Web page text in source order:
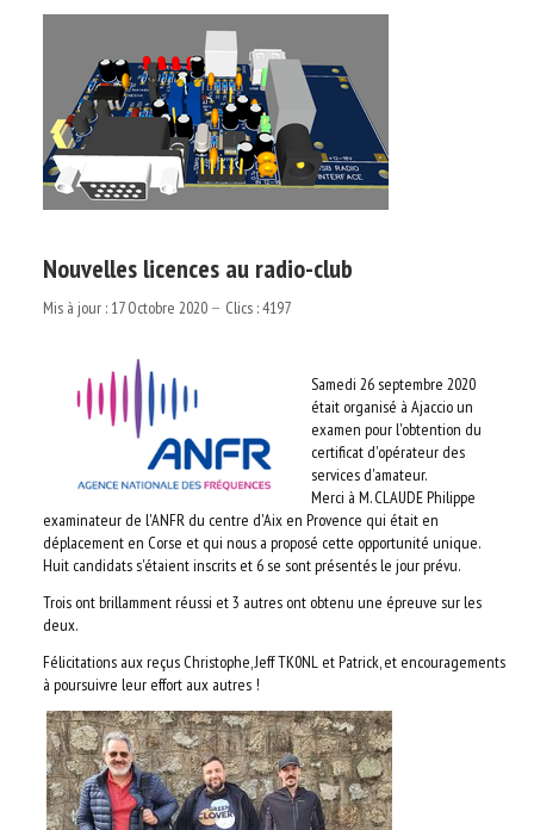
Nouvelles licences au radio-club
Mis à jour : 17 Octobre 2020 Clics : 4197
Samedi 26 septembre 2020
était organisé à Ajaccio un
examen pour l'obtention du
certificat d'opérateur des
services d'amateur.
Merci à M. CLAUDE Philippe
examinateur de l'ANFR du centre d'Aix en Provence qui était en
déplacement en Corse et qui nous a proposé cette opportunité unique.
Huit candidats s'étaient inscrits et 6 se sont présentés le jour prévu.
Trois ont brillamment réussi et 3 autres ont obtenu une épreuve sur les
deux.
Félicitations aux reçus Christophe, Jeff TK0NL et Patrick, et encouragements
à poursuivre leur effort aux autres !